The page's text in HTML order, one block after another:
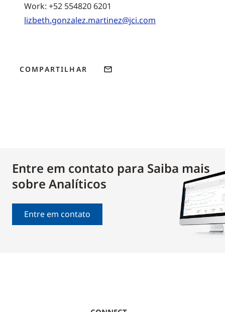
Work: +52 554820 6201
lizbeth.gonzalez.martinez@jci.com
COMPARTILHAR
Entre em contato para Saiba mais
sobre Analíticos
Entre em contato